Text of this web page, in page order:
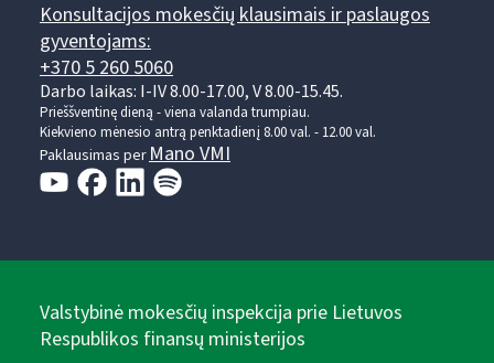
Konsultacijos mokesčių klausimais ir paslaugos
gyventojams:
+370 5 260 5060
Darbo laikas: I-IV 8.00-17.00, V 8.00-15.45.
Prieššventinę dieną - viena valanda trumpiau.
Kiekvieno mėnesio antrą penktadienį 8.00 val. - 12.00 val.
Paklausimas perMano VMI
Valstybinė mokesčių inspekcija prie Lietuvos
Respublikos finansų ministerijos